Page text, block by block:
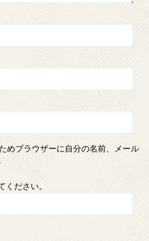
めブラウザーに自分の名前、メール
ください。